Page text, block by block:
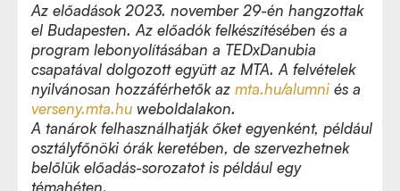
Az előadások 2023. november 29-én hangzottak
el Budapesten. Az előadók felkészítésében és a
program lebonyolításában a TEDxDanubia
csapatával dolgozott együtt az MTA. A felvételek
nyilvánosan hozzáférhetők az mta.hu/alumni és a
verseny.mta.hu weboldalakon.
A tanárok felhasználhatják őket egyenként, például
osztályfőnöki órák keretében, de szervezhetnek
belőlük előadás-sorozatot is például egy
témahéten.